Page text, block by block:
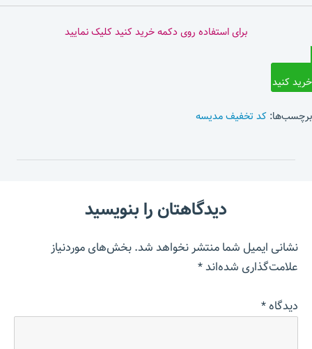
برای استفاده روی دکمه خرید کنید کلیک نمایید
خرید کنید
برچسب‌ها: کد تخفیف مدیسه
دیدگاهتان را بنویسید
نشانی ایمیل شما منتشر نخواهد شد.بخش‌های موردنیاز
علامت‌گذاری شده‌اند*
دیدگاه*